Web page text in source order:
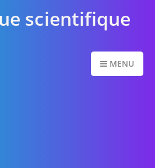
scientifique
MENU